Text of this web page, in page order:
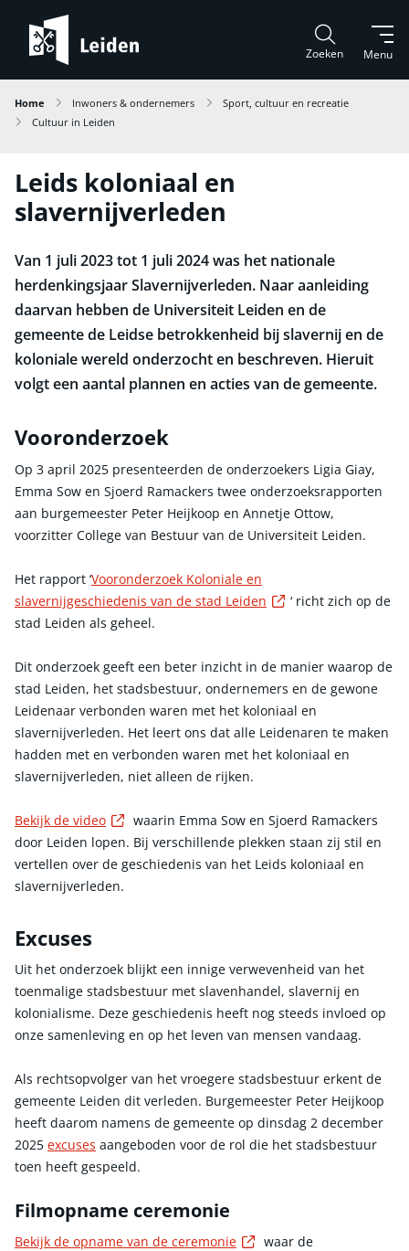
Menu
Zoeken
Home Inwoners & ondernemers
Sport, cultuur en recreatie
Cultuur in Leiden
Leids koloniaal en
slavernijverleden
Van 1 juli 2023 tot 1 juli 2024 was het nationale
herdenkingsjaar Slavernijverleden. Naar aanleiding
daarvan hebben de Universiteit Leiden en de
gemeente de Leidse betrokkenheid bij slavernij en de
koloniale wereld onderzocht en beschreven. Hieruit
volgt een aantal plannen en acties van de gemeente.
Vooronderzoek
Op 3 april 2025 presenteerden de onderzoekers Ligia Giay,
Emma Sow en Sjoerd Ramackers twee onderzoeksrapporten
aan burgemeester Peter Heijkoop en Annetje Ottow,
voorzitter College van Bestuur van de Universiteit Leiden.
Het rapport ‘Vooronderzoek Koloniale en
slavernijgeschiedenis van de stad Leiden
Externe link
‘ richt zich op de
stad Leiden als geheel.
Dit onderzoek geeft een beter inzicht in de manier waarop de
stad Leiden, het stadsbestuur, ondernemers en de gewone
Leidenaar verbonden waren met het koloniaal en
slavernijverleden. Het leert ons dat alle Leidenaren te maken
hadden met en verbonden waren met het koloniaal en
slavernijverleden, niet alleen de rijken.
Bekijk de video Externe link
waarin Emma Sow en Sjoerd Ramackers
door Leiden lopen. Bij verschillende plekken staan zij stil en
vertellen over de geschiedenis van het Leids koloniaal en
slavernijverleden.
Excuses
Uit het onderzoek blijkt een innige verwevenheid van het
toenmalige stadsbestuur met slavenhandel, slavernij en
kolonialisme. Deze geschiedenis heeft nog steeds invloed op
onze samenleving en op het leven van mensen vandaag.
Als rechtsopvolger van het vroegere stadsbestuur erkent de
gemeente Leiden dit verleden. Burgemeester Peter Heijkoop
heeft daarom namens de gemeente op dinsdag 2 december
2025 excuses aangeboden voor de rol die het stadsbestuur
toen heeft gespeeld.
Filmopname ceremonie
Bekijk de opname van de ceremonie Externe link
waar de